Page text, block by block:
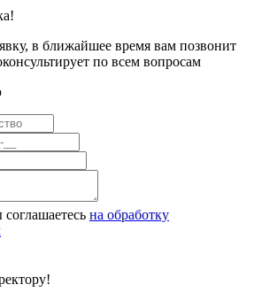
в ближайшее время вам позвонит
по всем вопросам
соглашаетесь на обработку